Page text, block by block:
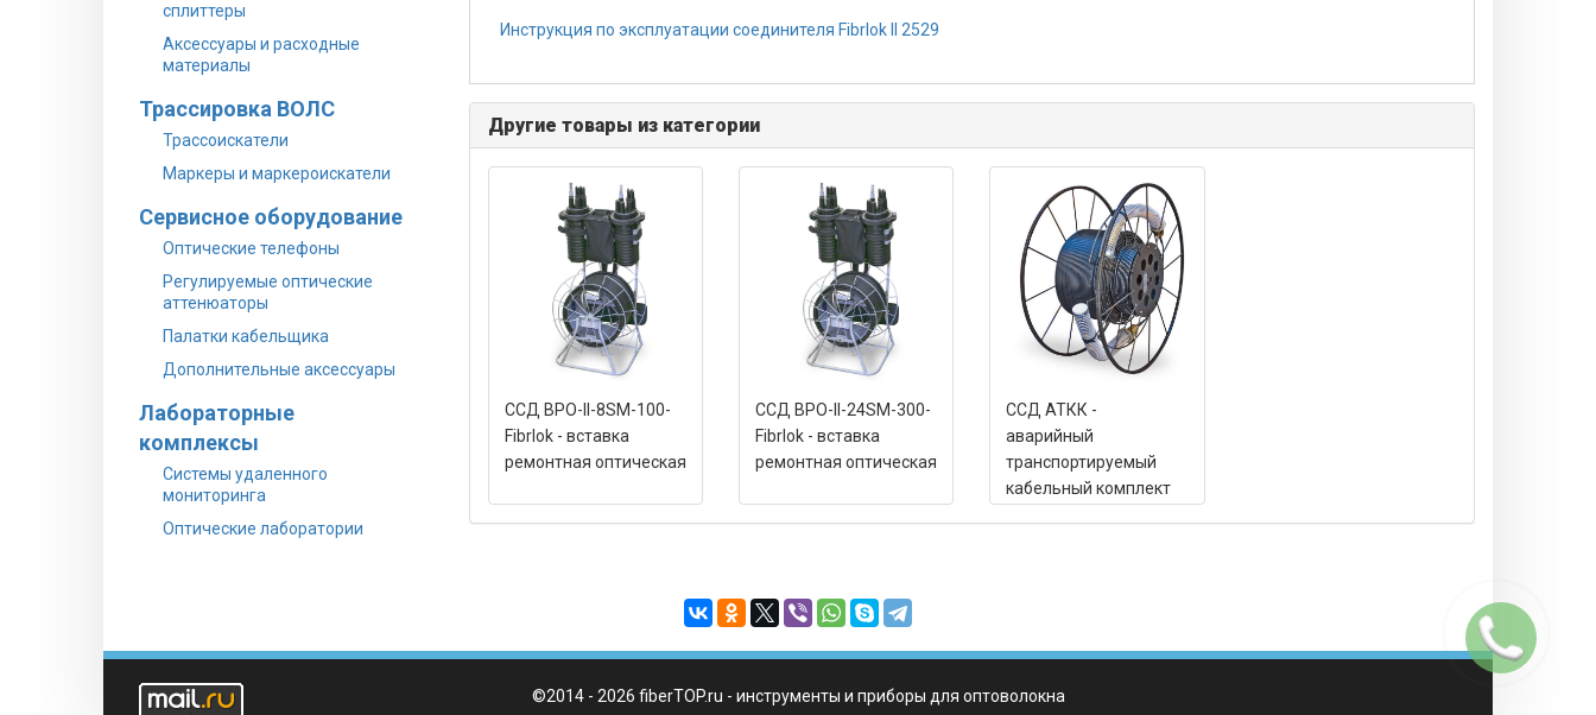
сплиттеры
Аксессуары и расходные
материалы
Трассировка ВОЛС
Трассоискатели
Маркеры и маркероискатели
Сервисное оборудование
Оптические телефоны
Регулируемые оптические
аттенюаторы
Палатки кабельщика
Дополнительные аксессуары
Лабораторные
комплексы
Системы удаленного
мониторинга
Оптические лаборатории
Инструкция по эксплуатации соединителя Fibrlok II 2529
Другие товары из категории
ССД ВРО-II-8SM-100-
Fibrlok - вставка
ремонтная оптическая
ССД ВРО-II-24SM-300-
Fibrlok - вставка
ремонтная оптическая
ССД АТКК -
аварийный
транспортируемый
кабельный комплект
©2014 - 2026 fiberTOP.ru - инструменты и приборы для оптоволокна
Заказать
звонок